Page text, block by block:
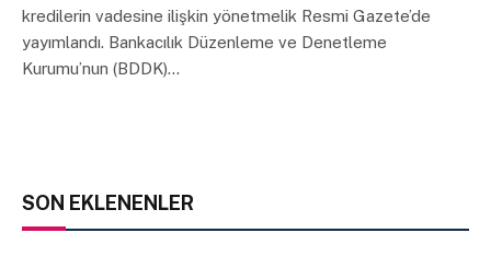
kredilerin vadesine ilişkin yönetmelik Resmi Gazete’de
yayımlandı. Bankacılık Düzenleme ve Denetleme
Kurumu’nun (BDDK)…
SON EKLENENLER